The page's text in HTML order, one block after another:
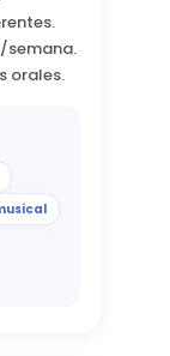
semana.
orales.